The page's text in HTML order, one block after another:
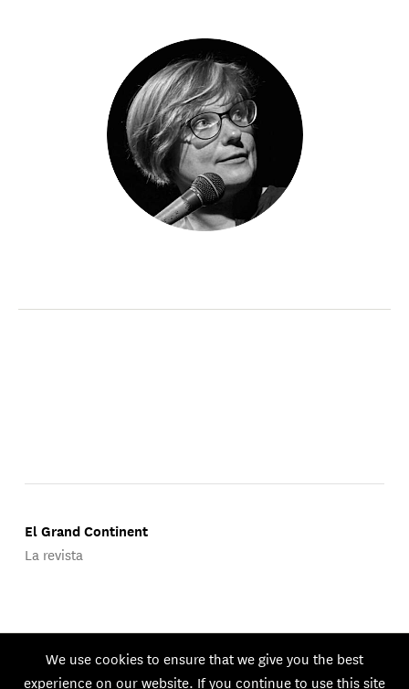
El Grand Continent
La revista
© 2026 GEG. Todos los derechos reservados.
We use cookies to ensure that we give you the best
experience on our website. If you continue to use this site